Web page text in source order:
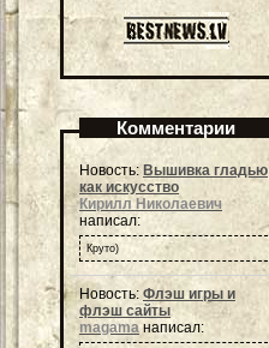
Комментарии
Новость: Вышивка гладью
как искусство
Кирилл Николаевич
написал:
Круто)
Новость: Флэш игры и
флэш сайты
magama написал: